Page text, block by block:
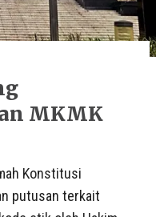
MKMK
Konstitusi
putusan terkait